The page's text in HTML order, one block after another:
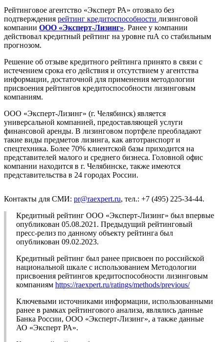
Рейтинговое агентство «Эксперт РА» отозвало без
подтверждения рейтинг кредитоспособности лизинговой
компании ООО «Эксперт-Лизинг». Ранее у компании
действовал кредитный рейтинг на уровне ruА со стабильным
прогнозом.
Решение об отзыве кредитного рейтинга принято в связи с
истечением срока его действия и отсутствием у агентства
информации, достаточной для применения методологии
присвоения рейтингов кредитоспособности лизинговым
компаниям.
ООО «Эксперт-Лизинг» (г. Челябинск) является
универсальной компанией, предоставляющей услуги
финансовой аренды. В лизинговом портфеле преобладают
такие виды предметов лизинга, как автотранспорт и
спецтехника. Более 70% клиентской базы приходится на
представителей малого и среднего бизнеса. Головной офис
компании находится в г. Челябинске, также имеются
представительства в 24 городах России.
Контакты для СМИ: pr@raexpert.ru, тел.: +7 (495) 225-34-44.
Кредитный рейтинг ООО «Эксперт-Лизинг» был впервые
опубликован 05.08.2021. Предыдущий рейтинговый
пресс-релиз по данному объекту рейтинга был
опубликован 09.02.2023.
Кредитный рейтинг был ранее присвоен по российской
национальной шкале с использованием Методологии
присвоения рейтингов кредитоспособности лизинговым
компаниям https://raexpert.ru/ratings/methods/previous/
Ключевыми источниками информации, использованными
ранее в рамках рейтингового анализа, являлись данные
Банка России, ООО «Эксперт-Лизинг», а также данные
АО «Эксперт РА».